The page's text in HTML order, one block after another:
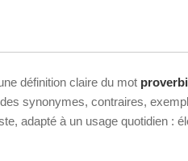
définition claire du mot
synonymes, contraires,
adapté à un usage quotidien :